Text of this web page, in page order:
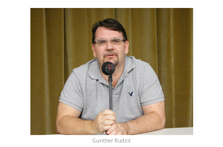
Gunther Rudzit